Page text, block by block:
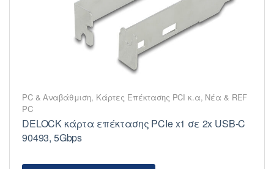
PC & Αναβάθμιση, Κάρτες Επέκτασης PCI κ.α, Νέα & REF
PC
DELOCK κάρτα επέκτασης PCIe x1 σε 2x USB-C
90493, 5Gbps